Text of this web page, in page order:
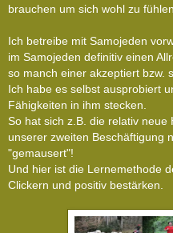
brauchen um sich wohl zu fühlen.
Ich betreibe mit Samojeden
im Samojeden definitiv einen
so manch einer akzeptiert bzw.
Ich habe es selbst ausprobiert
Fähigkeiten in ihm stecken.
So hat sich z.B. die relativ neue
unserer zweiten Beschäftigung
"gemausert"!
Und hier ist die Lernemethode
Clickern und positiv bestärken.